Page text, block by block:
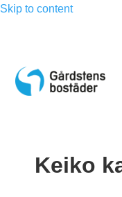
Skip to content
Keiko